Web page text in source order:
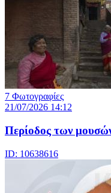
7 Φωτογραφίες
21/07/2026 14:12
Περίοδος των
ID: 10638616